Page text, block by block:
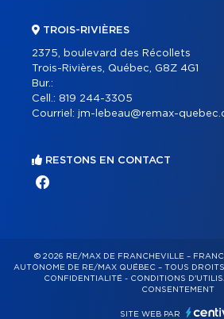
TROIS-RIVIÈRES
2375, boulevard des Récollets
Trois-Rivières, Québec, G8Z 4G1
Bur.:
Cell.: 819 244-3305
Courriel: jm-lebeau@remax-
RESTONS EN CONTACT
© 2026 RE/MAX DE FRANCHEVILLE –
AUTONOME DE RE/MAX QUÉBEC – TOUS
CONFIDENTIALITÉ- CONDITIONS
CONSENTEMENT
SITE WEB PAR